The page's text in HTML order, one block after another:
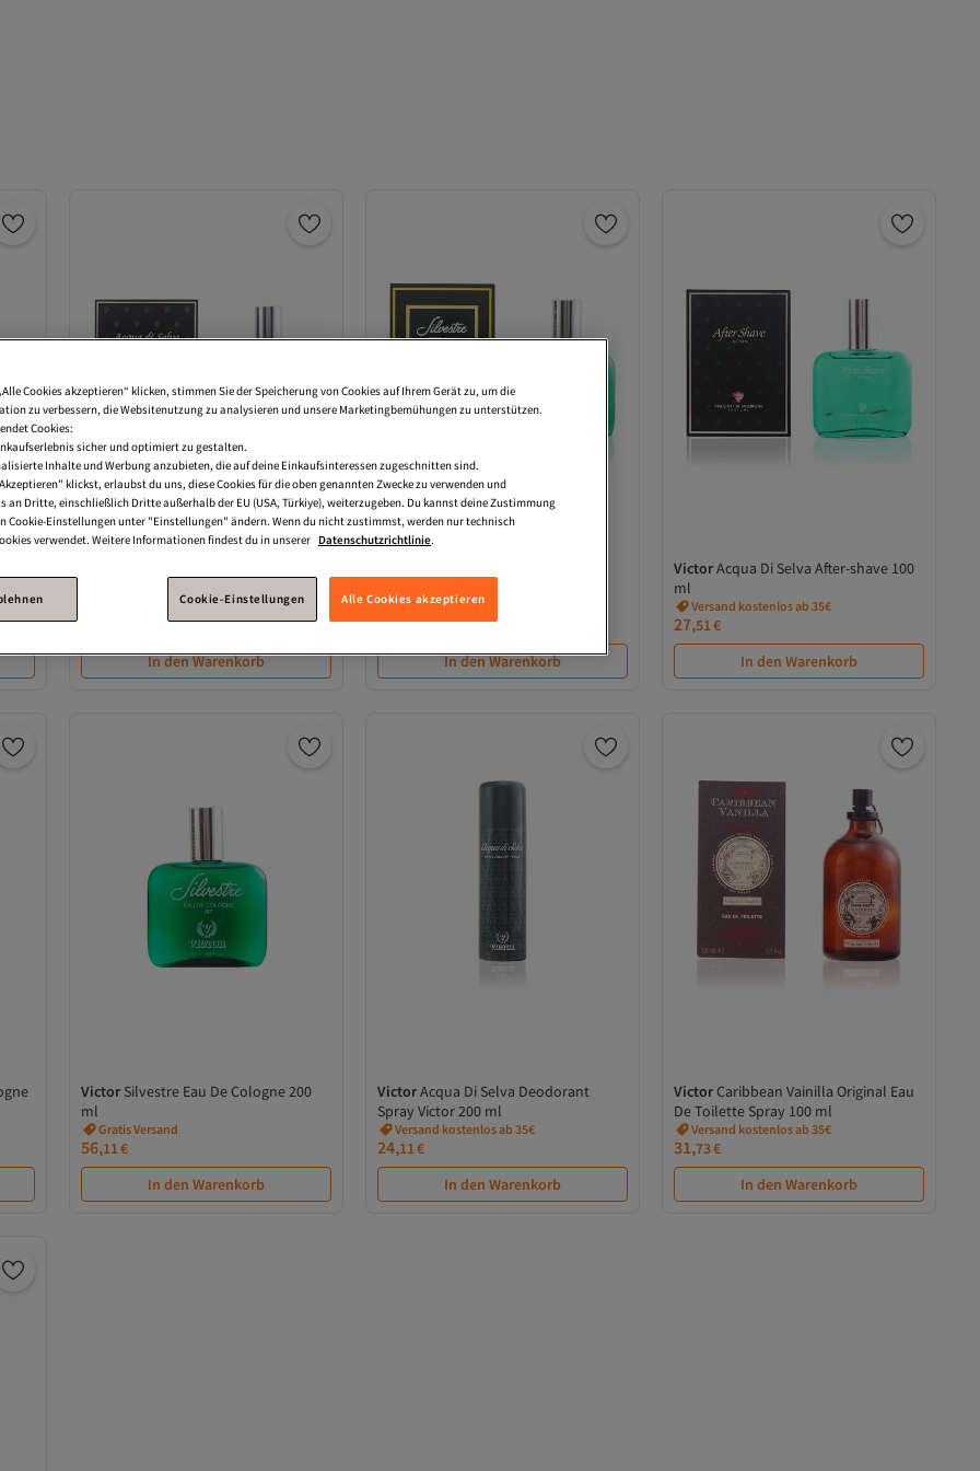
In den Warenkorb
27,61 €
In den Warenkorb
VictorAcqua Di Selva After-shave 100
ml
Versand kostenlos ab 35€
27,51€
In den Warenkorb
Victor Silvestre Eau De Cologne 200
ml
Versand Kostenlos
Versand Kostenlos
56,11€
In den Warenkorb
VictorAcqua Di Selva Deodorant
Spray Victor 200 ml
Versand kostenlos ab 35€
24,11€
In den Warenkorb
VictorCaribbean Vainilla Original Eau
De Toilette Spray 100 ml
Versand kostenlos ab 35€
31,73€
In den Warenkorb
Cookies akzeptieren“ klicken, stimmen Sie der Speicherung von Cookies auf Ihrem Gerät zu, um die
zu verbessern, die Websitenutzung zu analysieren und unsere Marketingbemühungen zu unterstützen.
Cookies:
sicher und optimiert zu gestalten.
Inhalte und Werbung anzubieten, die auf deine Einkaufsinteressen zugeschnitten sind.
klickst, erlaubst du uns, diese Cookies für die oben genannten Zwecke zu verwenden und
an Dritte, einschließlich Dritte außerhalb der EU (USA, Türkiye), weiterzugeben. Du kannst deine Zustimmung
Cookie-Einstellungen unter "Einstellungen" ändern. Wenn du nicht zustimmst, werden nur technisch
verwendet. Weitere Informationen findest du in unserer Datenschutzrichtlinie.
Cookie-Einstellungen Alle Cookies akzeptieren